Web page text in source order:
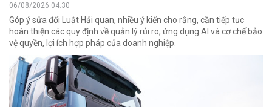
06/08/2026 04:30
Góp ý sửa đổi Luật Hải quan, nhiều ý kiến cho rằng, cần tiếp tục
hoàn thiện các quy định về quản lý rủi ro, ứng dụng AI và cơ chế bảo
vệ quyền, lợi ích hợp pháp của doanh nghiệp.